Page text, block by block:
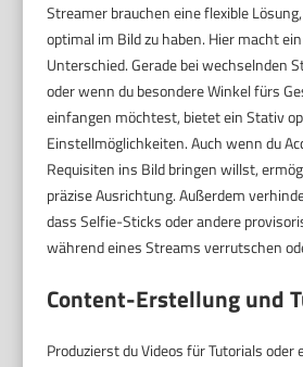
Streamer brauchen eine flexible
optimal im Bild zu haben. Hier macht
Unterschied. Gerade bei wechselnden
oder wenn du besondere Winkel fürs
einfangen möchtest, bietet ein Stativ
Einstellmöglichkeiten. Auch wenn du
Requisiten ins Bild bringen willst,
präzise Ausrichtung. Außerdem
dass Selfie-Sticks oder andere
während eines Streams verrutschen
Content-Erstellung und
Produzierst du Videos für Tutorials